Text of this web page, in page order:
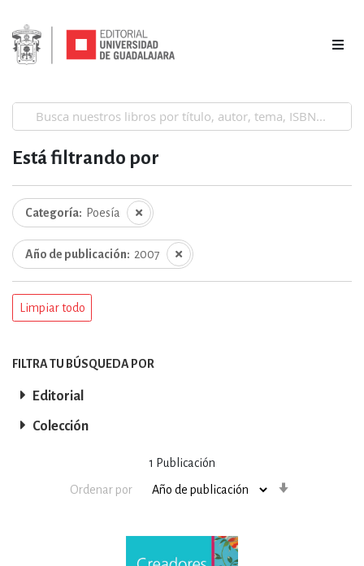
1 Publicación
Ordenar por
Está filtrando por
Categoría Poesía
Año de publicación 2007
Limpiar todo
FILTRA TU BÚSQUEDA POR
Editorial
Colección